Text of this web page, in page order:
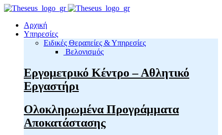
Αρχική
Υπηρεσίες
Ειδικές Θεραπείες & Υπηρεσίες
Βελονισμός
Εργομετρικό Κέντρο – Αθλητικό
Εργαστήρι
Ολοκληρωμένα Προγράμματα
Αποκατάστασης